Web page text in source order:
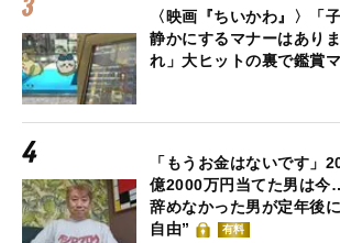
〈映画『ちいかわ』〉「
静かにするマナーはあり
れ」大ヒットの裏で鑑賞
「もうお金はないです」
億2000万円当てた男は今
辞めなかった男が定年後
自由”
有料